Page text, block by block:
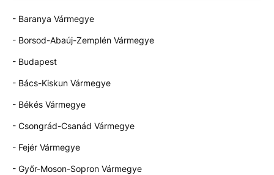
- Baranya Vármegye
- Borsod-Abaúj-Zemplén Vármegye
- Budapest
- Bács-Kiskun Vármegye
- Békés Vármegye
- Csongrád-Csanád Vármegye
- Fejér Vármegye
- Győr-Moson-Sopron Vármegye